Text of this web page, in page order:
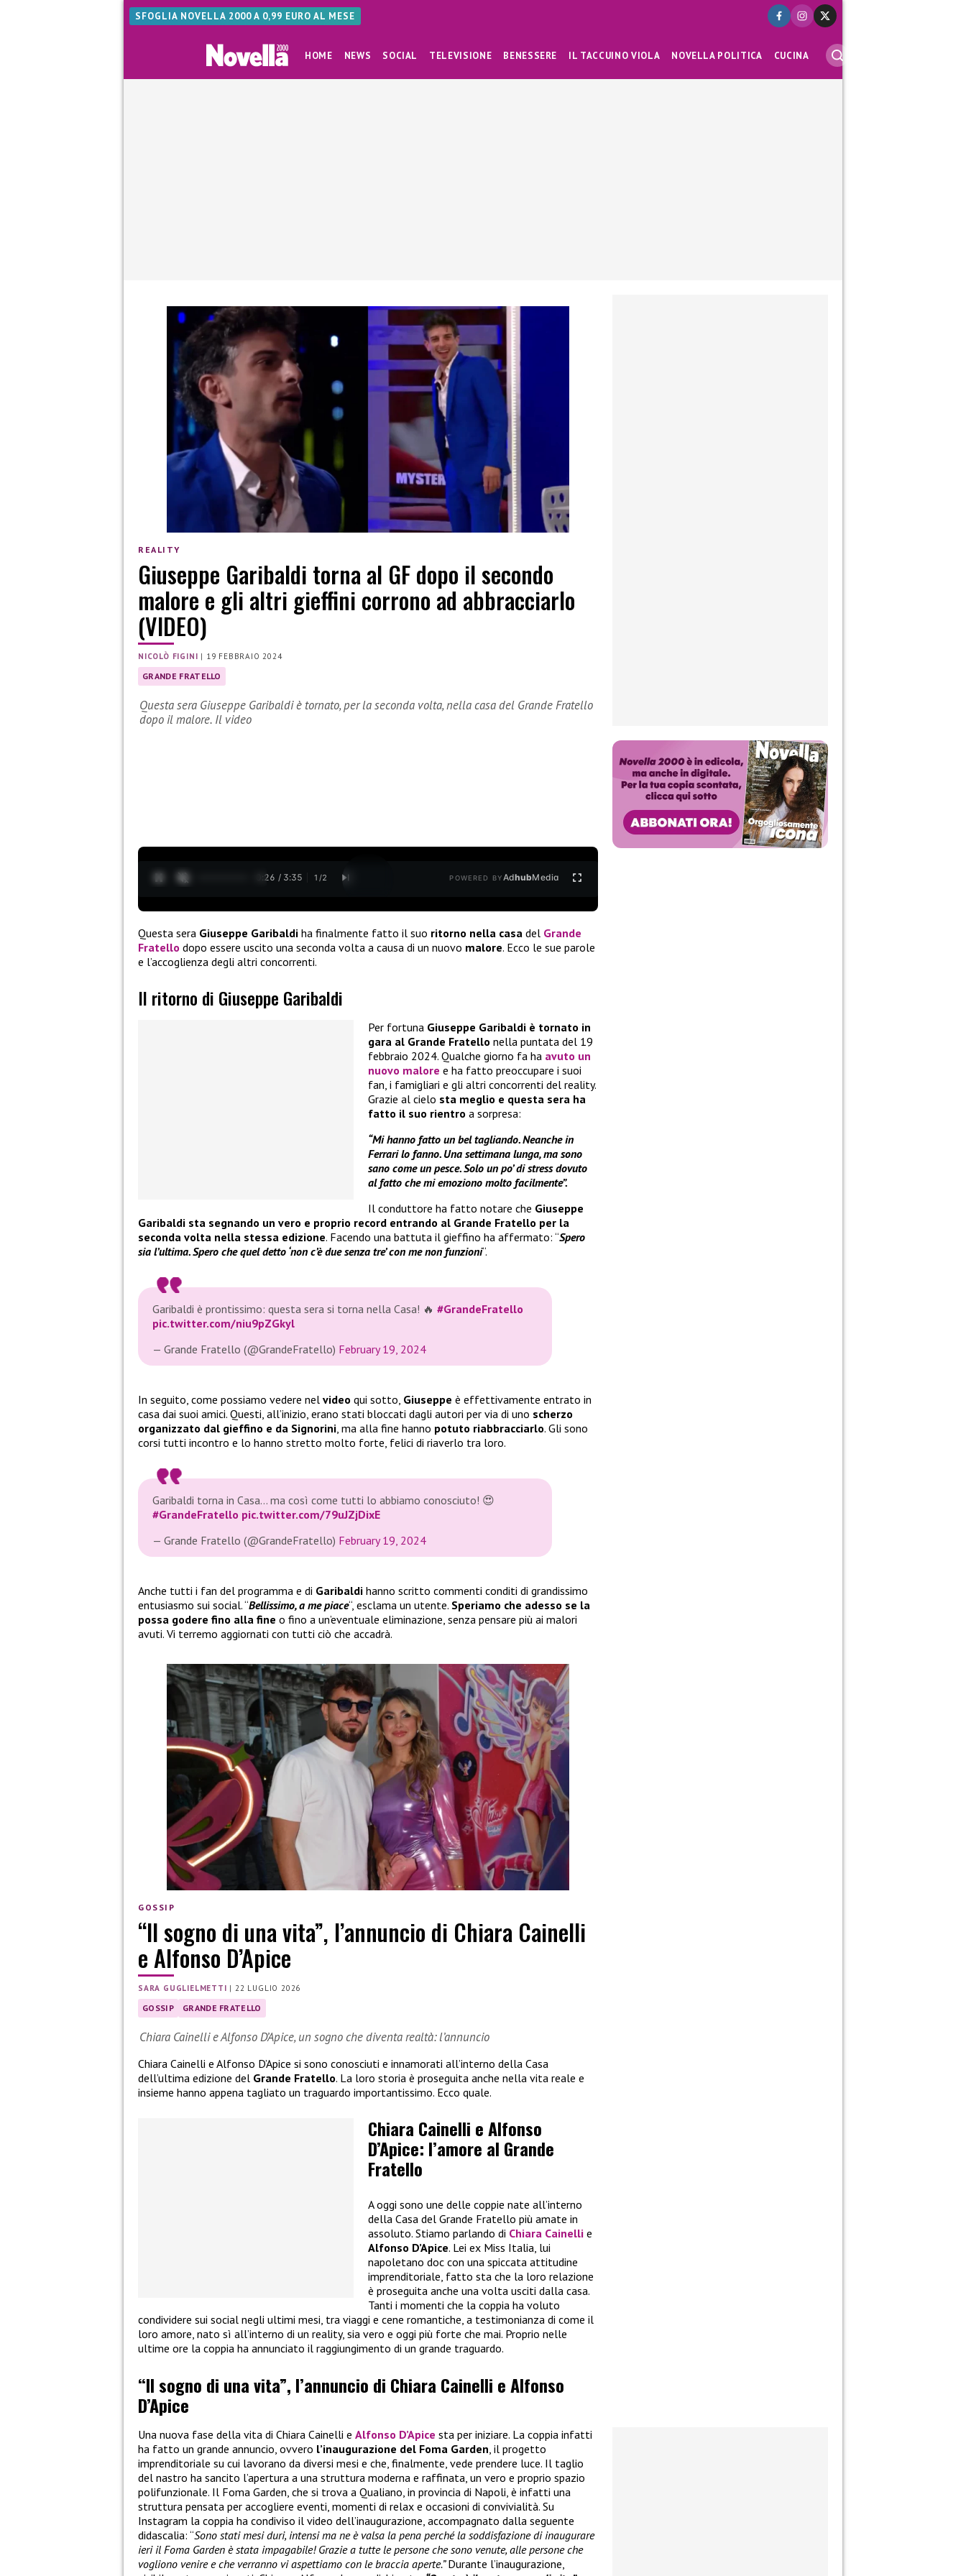
SFOGLIA NOVELLA 2000 A 0,99 EURO AL MESE
HOME NEWS SOCIAL TELEVISIONE BENESSERE IL TACCUINO VIOLA NOVELLA POLITICA CUCINA
REALITY
Giuseppe Garibaldi torna al GF dopo il secondo
malore e gli altri gieffini corrono ad abbracciarlo
(VIDEO)
NICOLÒ FIGINI | 19 FEBBRAIO 2024
GRANDE FRATELLO
Questa sera Giuseppe Garibaldi è tornato, per la seconda volta, nella casa del Grande Fratello
dopo il malore. Il video
0:27 / 3:35 1 /2 POWERED BYAdhubMedia
Questa sera Giuseppe Garibaldi ha finalmente fatto il suo ritorno nella casa del Grande
Fratello dopo essere uscito una seconda volta a causa di un nuovo malore. Ecco le sue parole
e l’accoglienza degli altri concorrenti.
Il ritorno di Giuseppe Garibaldi
Per fortuna Giuseppe Garibaldi è tornato in
gara al Grande Fratello nella puntata del 19
febbraio 2024. Qualche giorno fa ha avuto un
nuovo malore e ha fatto preoccupare i suoi
fan, i famigliari e gli altri concorrenti del reality.
Grazie al cielo sta meglio e questa sera ha
fatto il suo rientro a sorpresa:
“Mi hanno fatto un bel tagliando. Neanche in
Ferrari lo fanno. Una settimana lunga, ma sono
sano come un pesce. Solo un po’ di stress dovuto
al fatto che mi emoziono molto facilmente”.
Il conduttore ha fatto notare che Giuseppe
Garibaldi sta segnando un vero e proprio record entrando al Grande Fratello per la
seconda volta nella stessa edizione. Facendo una battuta il gieffino ha affermato: “Spero
sia l’ultima. Spero che quel detto ‘non c’è due senza tre’ con me non funzioni“.
Garibaldi è prontissimo: questa sera si torna nella Casa! 🔥 #GrandeFratello
pic.twitter.com/niu9pZGkyl
— Grande Fratello (@GrandeFratello) February 19, 2024
In seguito, come possiamo vedere nel video qui sotto, Giuseppe è effettivamente entrato in
casa dai suoi amici. Questi, all’inizio, erano stati bloccati dagli autori per via di uno scherzo
organizzato dal gieffino e da Signorini , ma alla fine hanno potuto riabbracciarlo. Gli sono
corsi tutti incontro e lo hanno stretto molto forte, felici di riaverlo tra loro.
Garibaldi torna in Casa… ma così come tutti lo abbiamo conosciuto! 😍
#GrandeFratello pic.twitter.com/79uJZjDixE
— Grande Fratello (@GrandeFratello) February 19, 2024
Anche tutti i fan del programma e di Garibaldi hanno scritto commenti conditi di grandissimo
entusiasmo sui social. “Bellissimo, a me piace“, esclama un utente. Speriamo che adesso se la
possa godere fino alla fine o fino a un’eventuale eliminazione, senza pensare più ai malori
avuti. Vi terremo aggiornati con tutti ciò che accadrà.
GOSSIP
“Il sogno di una vita”, l’annuncio di Chiara Cainelli
e Alfonso D’Apice
SARA GUGLIELMETTI |22 LUGLIO 2026
GOSSIP GRANDE FRATELLO
Chiara Cainelli e Alfonso D’Apice, un sogno che diventa realtà: l’annuncio
Chiara Cainelli e Alfonso D’Apice si sono conosciuti e innamorati all’interno della Casa
dell’ultima edizione del Grande Fratello. La loro storia è proseguita anche nella vita reale e
insieme hanno appena tagliato un traguardo importantissimo. Ecco quale.
Chiara Cainelli e Alfonso
D’Apice: l’amore al Grande
Fratello
A oggi sono une delle coppie nate all’interno
della Casa del Grande Fratello più amate in
assoluto. Stiamo parlando di Chiara Cainelli e
Alfonso D’Apice. Lei ex Miss Italia, lui
napoletano doc con una spiccata attitudine
imprenditoriale, fatto sta che la loro relazione
è proseguita anche una volta usciti dalla casa.
Tanti i momenti che la coppia ha voluto
condividere sui social negli ultimi mesi, tra viaggi e cene romantiche, a testimonianza di come il
loro amore, nato sì all’interno di un reality, sia vero e oggi più forte che mai. Proprio nelle
ultime ore la coppia ha annunciato il raggiungimento di un grande traguardo.
“Il sogno di una vita”, l’annuncio di Chiara Cainelli e Alfonso
D’Apice
Una nuova fase della vita di Chiara Cainelli e Alfonso D’Apice sta per iniziare. La coppia infatti
ha fatto un grande annuncio, ovvero l’inaugurazione del Foma Garden , il progetto
imprenditoriale su cui lavorano da diversi mesi e che, finalmente, vede prendere luce. Il taglio
del nastro ha sancito l’apertura a una struttura moderna e raffinata, un vero e proprio spazio
polifunzionale. Il Foma Garden, che si trova a Qualiano, in provincia di Napoli, è infatti una
struttura pensata per accogliere eventi, momenti di relax e occasioni di convivialità. Su
Instagram la coppia ha condiviso il video dell’inaugurazione, accompagnato dalla seguente
didascalia: “Sono stati mesi duri, intensi ma ne è valsa la pena perché la soddisfazione di inaugurare
ieri il Foma Garden è stata impagabile! Grazie a tutte le persone che sono venute, alle persone che
vogliono venire e che verranno vi aspettiamo con le braccia aperte.”Durante l’inaugurazione,